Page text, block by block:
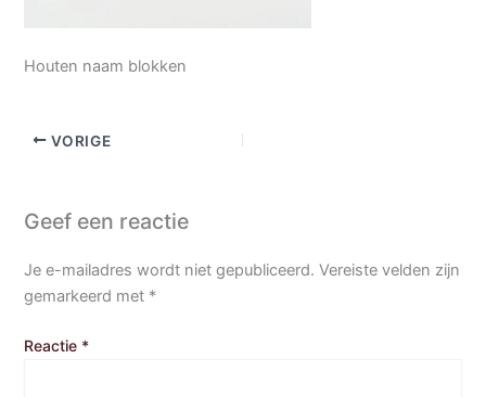
Houten naam blokken
VORIGE
Geef een reactie
Je e-mailadres wordt niet gepubliceerd. Vereiste velden zijn
gemarkeerd met *
Reactie *